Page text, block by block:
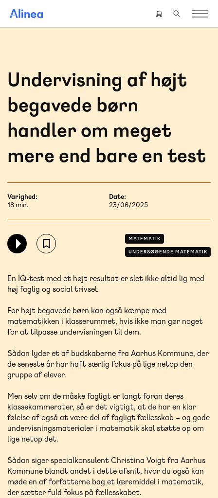
hovedindhold
Header
right
Undervisning af højt
begavede børn
handler om meget
mere end bare en test
Varighed:
18 min.
Date:
23/06/2025
MATEMATIK
UNDERSØGENDE MATEMATIK
En IQ-test med et højt resultat er slet ikke altid lig med
høj faglig og social trivsel.
For højt begavede børn kan også kæmpe med
matematikken i klasserummet, hvis ikke man gør noget
for at tilpasse undervisningen til dem.
Sådan lyder et af budskaberne fra Aarhus Kommune, der
de seneste år har haft særlig fokus på lige netop den
gruppe af elever.
Men selv om de måske fagligt er langt foran deres
klassekammerater, så er det vigtigt, at de har en klar
følelse af også at være del af fagligt fællesskab – og gode
undervisningsmaterialer i matematik skal støtte op om
lige netop det.
Sådan siger specialkonsulent Christina Voigt fra Aarhus
Kommune blandt andet i dette afsnit, hvor du også kan
møde en af forfatterne bag et læremiddel i matematik,
der sætter fuld fokus på fællesskabet.